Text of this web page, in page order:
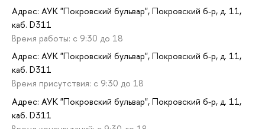
Адрес: АУК "Покровский бульвар", Покровский б-р, д. 11,
каб. D311
Время работы: с 9:30 до 18
Адрес: АУК "Покровский бульвар", Покровский б-р, д. 11,
каб. D311
Время присутствия: с 9:30 до 18
Адрес: АУК "Покровский бульвар", Покровский б-р, д. 11,
каб. D311